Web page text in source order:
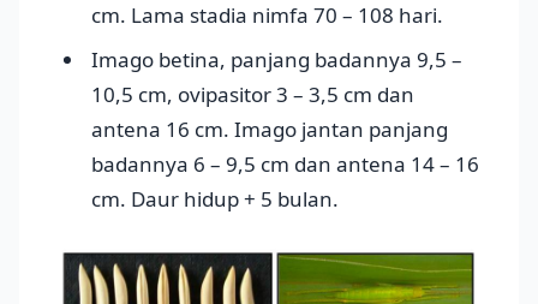
cm. Lama stadia nimfa 70 – 108 hari.
Imago betina, panjang badannya 9,5 –
10,5 cm, ovipasitor 3 – 3,5 cm dan
antena 16 cm. Imago jantan panjang
badannya 6 – 9,5 cm dan antena 14 – 16
cm. Daur hidup + 5 bulan.